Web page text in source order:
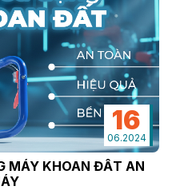
16
06.2024
MÁY KHOAN ĐẤT AN